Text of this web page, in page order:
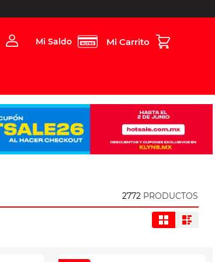
Mi Saldo
2772 PRODUCTOS